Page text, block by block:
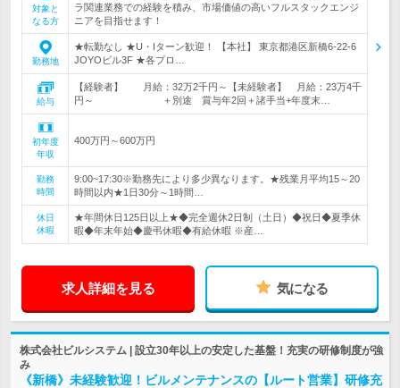
対象と
なる方
ラ関連業務での経験を積み、市場価値の高いフルスタックエンジ
ニアを目指せます！
勤務地
★転勤なし ★U・Iターン歓迎！ 【本社】 東京都港区新橋6-22-6
JOYOビル3F ★各プロ…
給与
【経験者】 月給：32万2千円～【未経験者】 月給：23万4千
円～ ＋別途 賞与年2回＋諸手当+年度末…
初年度
年収
400万円～600万円
勤務
時間
9:00~17:30※勤務先により多少異なります。★残業月平均15～20
時間以内★1日30分～1時間…
休日
休暇
★年間休日125日以上★◆完全週休2日制（土日）◆祝日◆夏季休
暇◆年末年始◆慶弔休暇◆有給休暇 ※産…
求人詳細を見る 気になる
株式会社ビルシステム | 設立30年以上の安定した基盤！充実の研修制度が強
み
《新橋》未経験歓迎！ビルメンテナンスの【ルート営業】研修充